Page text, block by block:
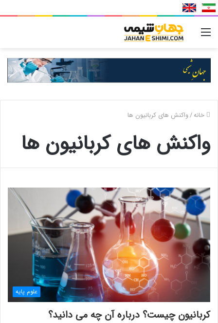
خانه/واکنش های کربانیون ها
واکنش های کربانیون ها
علوم پایه
کربانیون چیست؟ درباره آن چه می دانید؟